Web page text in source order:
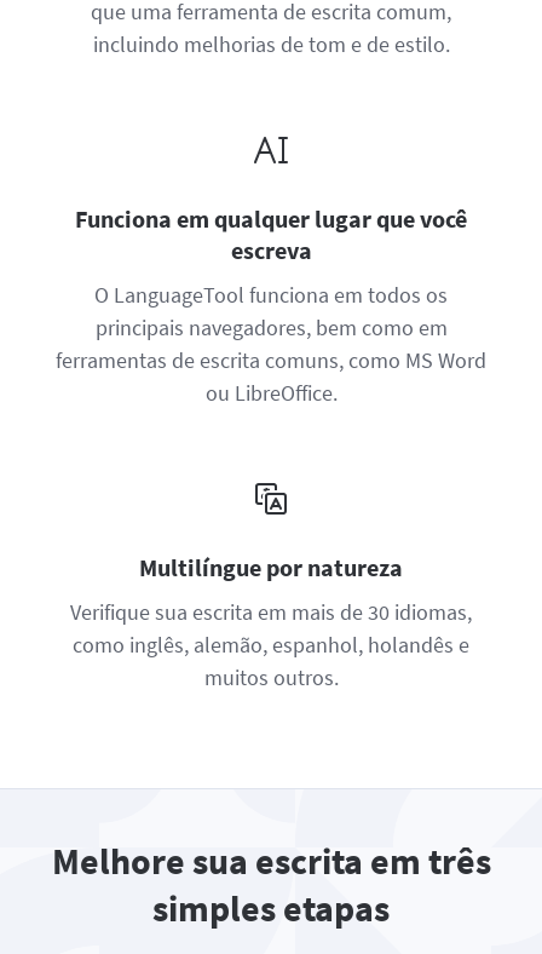
que uma ferramenta de escrita comum,
incluindo melhorias de tom e de estilo.
Funciona em qualquer lugar que você
escreva
O LanguageTool funciona em todos os
principais navegadores, bem como em
ferramentas de escrita comuns, como MS Word
ou LibreOffice.
Multilíngue por natureza
Verifique sua escrita em mais de 30 idiomas,
como inglês, alemão, espanhol, holandês e
muitos outros.
Melhore sua escrita em três
simples etapas